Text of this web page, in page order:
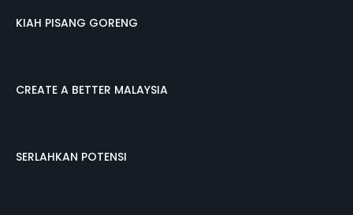
KIAH PISANG GORENG
CREATE A BETTER MALAYSIA
SERLAHKAN POTENSI